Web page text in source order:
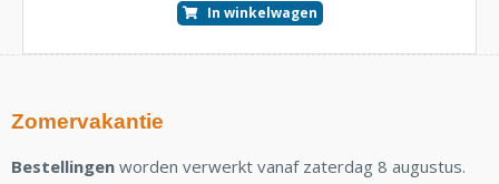
In winkelwagen
Zomervakantie
Bestellingen worden verwerkt vanaf zaterdag 8 augustus.